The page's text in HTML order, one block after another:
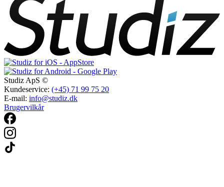
Studiz ApS ©
Kundeservice: (+45) 71 99 75 20
E-mail: info@studiz.dk
Brugervilkår